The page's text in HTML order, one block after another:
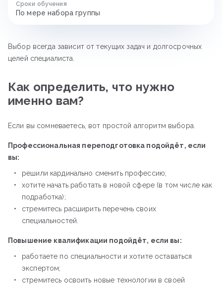
Сроки обучения
По мере набора группы
Выбор всегда зависит от текущих задач и долгосрочных
целей специалиста.
Как определить, что нужно
именно вам?
Если вы сомневаетесь, вот простой алгоритм выбора.
Профессиональная переподготовка подойдёт, если
вы:
решили кардинально сменить профессию;
хотите начать работать в новой сфере (в том числе как
подработка);
стремитесь расширить перечень своих
специальностей.
Повышение квалификации подойдёт, если вы:
работаете по специальности и хотите оставаться
экспертом;
стремитесь освоить новые технологии в своей